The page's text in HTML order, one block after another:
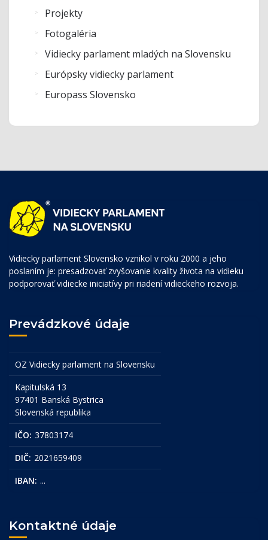
Projekty
Fotogaléria
Vidiecky parlament mladých na Slovensku
Európsky vidiecky parlament
Europass Slovensko
Vidiecky parlament Slovensko vznikol v roku 2000 a jeho
poslaním je: presadzovať zvyšovanie kvality života na vidieku
podporovať vidiecke iniciatívy pri riadení vidieckeho rozvoja.
Prevádzkové údaje
OZ Vidiecky parlament na Slovensku
Kapitulská 13
97401 Banská Bystrica
Slovenská republika
IČO: 37803174
DIČ: 2021659409
IBAN: ...
Kontaktné údaje